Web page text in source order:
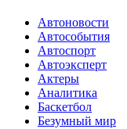
Автоновости
Автособытия
Автоспорт
Автоэксперт
Актеры
Аналитика
Баскетбол
Безумный мир